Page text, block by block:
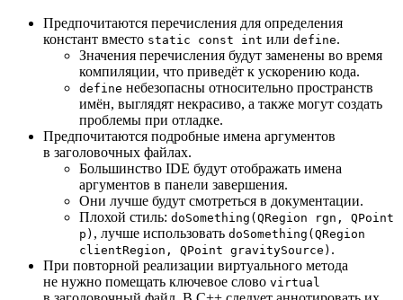
Предпочитаются перечисления для определения
констант вместо static const int или define.
Значения перечисления будут заменены во время
компиляции, что приведёт к ускорению кода.
define небезопасны относительно пространств
имён, выглядят некрасиво, а также могут создать
проблемы при отладке.
Предпочитаются подробные имена аргументов
в заголовочных файлах.
Большинство IDE будут отображать имена
аргументов в панели завершения.
Они лучше будут смотреться в документации.
Плохой стиль: doSomething(QRegion rgn, QPoint
p) , лучше использовать doSomething(QRegion
clientRegion, QPoint gravitySource) .
При повторной реализации виртуального метода
не нужно помещать ключевое слово virtual